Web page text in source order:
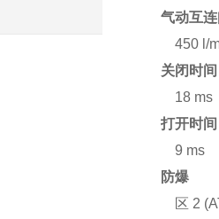
气动互
450 l/
关闭时间
18 ms
打开时间
9 ms
防爆
区 2